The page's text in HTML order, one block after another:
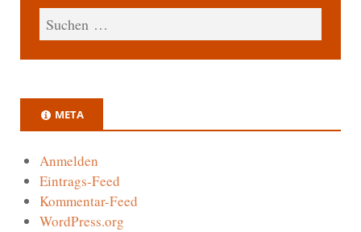
META
Anmelden
Eintrags-Feed
Kommentar-Feed
WordPress.org